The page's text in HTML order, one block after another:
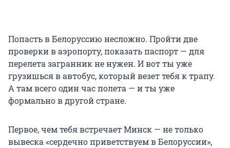
Попасть в Белоруссию несложно. Пройти две
проверки в аэропорту, показать паспорт — для
перелета загранник не нужен. И вот ты уже
грузишься в автобус, который везет тебя к трапу.
А там всего один час полета — и ты уже
формально в другой стране.
Первое, чем тебя встречает Минск — не только
вывеска «сердечно приветствуем в Белоруссии»,